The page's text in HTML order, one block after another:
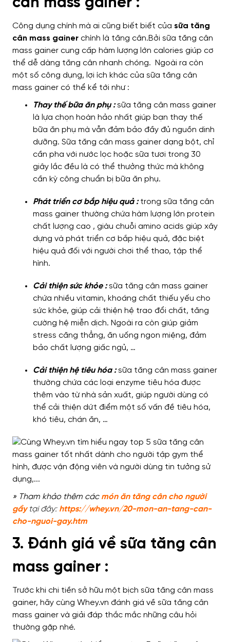
Công dụng chính mà ai cũng biết biết của sữa tăng
cân mass gainer chính là tăng cân.Bởi sữa tăng cân
mass gainer cung cấp hàm lượng lớn calories giúp cơ
thể dễ dàng tăng cân nhanh chóng. Ngoài ra còn
một số công dụng, lợi ích khác của sữa tăng cân
mass gainer có thể kể tới như :
Thay thế bữa ăn phụ :sữa tăng cân mass gainer
là lựa chọn hoàn hảo nhất giúp bạn thay thế
bữa ăn phụ mà vẫn đảm bảo đầy đủ nguồn dinh
dưỡng. Sữa tăng cân mass gainer dạng bột, chỉ
cần pha với nước lọc hoặc sữa tươi trong 30
giây lắc đều là có thể thưởng thức mà không
cần kỳ công chuẩn bị bữa ăn phụ.
Phát triển cơ bắp hiệu quả :trong sữa tăng cân
mass gainer thường chứa hàm lượng lớn protein
chất lượng cao , giàu chuỗi amino acids giúp xây
dựng và phát triển cơ bắp hiệu quả, đặc biệt
hiệu quả đối với người chơi thể thao, tập thể
hình.
Cải thiện sức khỏe :sữa tăng cân mass gainer
chứa nhiều vitamin, khoáng chất thiếu yếu cho
sức khỏe, giúp cải thiện hệ trao đổi chất, tăng
cường hệ miễn dịch. Ngoài ra còn giúp giảm
stress căng thẳng, ăn uống ngon miệng, đảm
bảo chất lượng giấc ngủ, …
Cải thiện hệ tiêu hóa :sữa tăng cân mass gainer
thường chứa các loại enzyme tiêu hóa được
thêm vào từ nhà sản xuất, giúp người dùng có
thể cải thiện dứt điểm một số vấn đề tiêu hóa,
khó tiêu, chán ăn, …
» Tham khảo thêm các món ăn tăng cân cho người
gầy tại đây: https://whey.vn/20-mon-an-tang-can-
cho-nguoi-gay.htm
3. Đánh giá về sữa tăng cân
mass gainer :
Trước khi chi tiền sở hữu một bịch sữa tăng cân mass
gainer, hãy cùng Whey.vn đánh giá về sữa tăng cân
mass gainer và giải đáp thắc mắc những câu hỏi
thường gặp nhé.